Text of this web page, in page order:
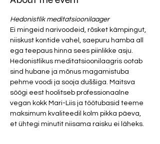
Hedonistlik meditatsioonilaager
Ei mingeid narivoodeid, rõsket kämpingut,
niiskust kontide vahel, saepuru hamba all
ega teepaus hinna sees piinlikke asju.
Hedonistlikus meditatsioonilaagris ootab
sind hubane ja mõnus magamistuba
pehme voodi ja sooja duššiga. Maitsva
söögi eest hoolitseb professionaalne
vegan kokk Mari-Liis ja töötubasid teeme
maksimum kvaliteedil kolm pikka päeva,
et ühtegi minutit niisama raisku ei läheks.